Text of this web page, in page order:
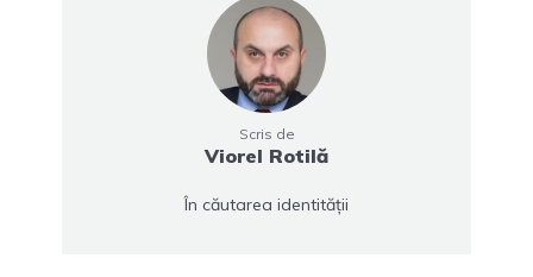
Scris de
Viorel Rotilă
În căutarea identității